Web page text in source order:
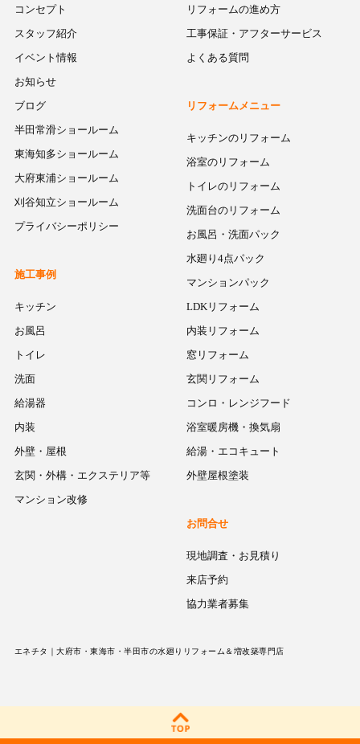
コンセプト
スタッフ紹介
イベント情報
お知らせ
ブログ
半田常滑ショールーム
東海知多ショールーム
大府東浦ショールーム
刈谷知立ショールーム
プライバシーポリシー
リフォームの進め方
工事保証・アフターサービス
よくある質問
リフォームメニュー
キッチンのリフォーム
浴室のリフォーム
トイレのリフォーム
洗面台のリフォーム
お風呂・洗面パック
水廻り4点パック
マンションパック
LDKリフォーム
内装リフォーム
窓リフォーム
玄関リフォーム
コンロ・レンジフード
浴室暖房機・換気扇
給湯・エコキュート
外壁屋根塗装
施工事例
キッチン
お風呂
トイレ
洗面
給湯器
内装
外壁・屋根
玄関・外構・エクステリア等
マンション改修
お問合せ
現地調査・お見積り
来店予約
協力業者募集
エネチタ｜大府市・東海市・半田市の水廻りリフォーム＆増改築専門店